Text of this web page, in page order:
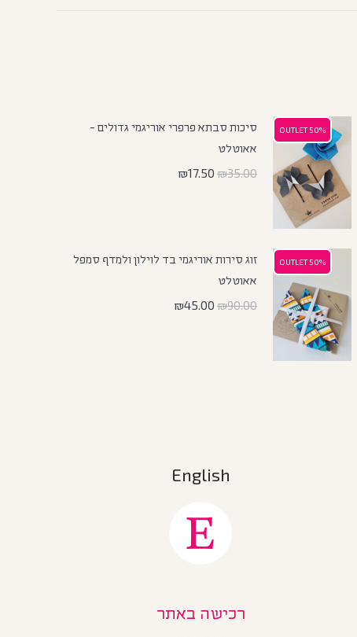
50% OUTLET
50% OUTLET
סיכות סבתא פרפרי אוריגמי גדולים -
אאוטלט
₪35.00
₪17.50
50% OUTLET
50% OUTLET
זוג סירות אוריגמי בד לוילון ולמדף סמפל
אאוטלט
₪90.00
₪45.00
English
רכישה באתר